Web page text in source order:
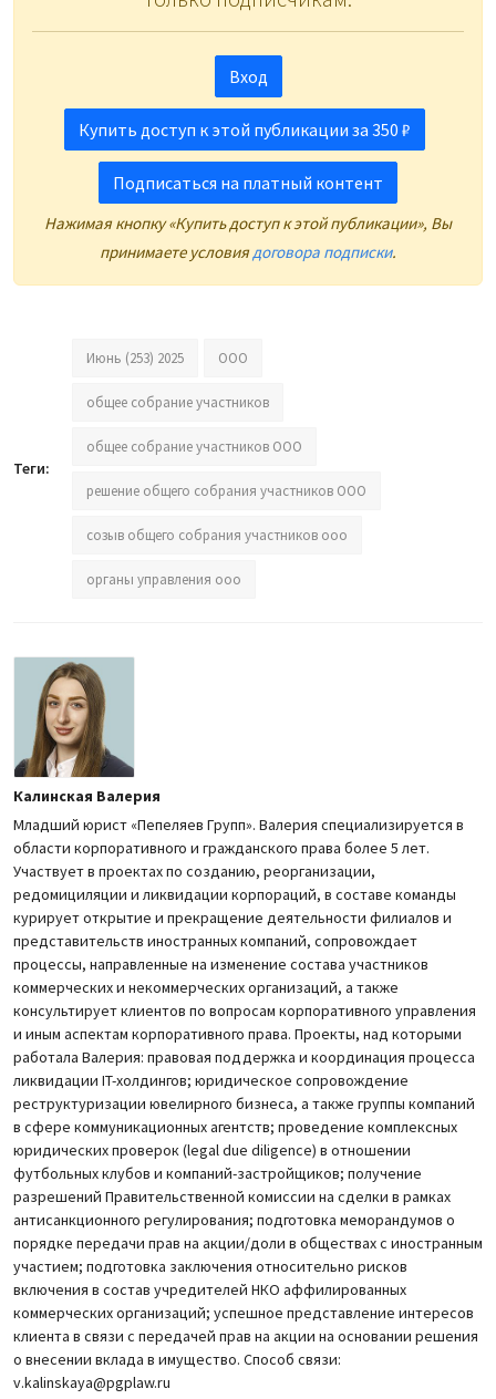
Вход
Купить доступ к этой публикации за 350 ₽
Подписаться на платный контент
Нажимая кнопку «Купить доступ к этой публикации», Вы
принимаете условиядоговора подписки.
Теги:
Июнь (253) 2025 OOO
общее собрание участников
общее собрание участников ООО
решение общего собрания участников ООО
созыв общего собрания участников ооо
органы управления ооо
Калинская Валерия
Младший юрист «Пепеляев Групп». Валерия специализируется в
области корпоративного и гражданского права более 5 лет.
Участвует в проектах по созданию, реорганизации,
редомициляции и ликвидации корпораций, в составе команды
курирует открытие и прекращение деятельности филиалов и
представительств иностранных компаний, сопровождает
процессы, направленные на изменение состава участников
коммерческих и некоммерческих организаций, а также
консультирует клиентов по вопросам корпоративного управления
и иным аспектам корпоративного права. Проекты, над которыми
работала Валерия: правовая поддержка и координация процесса
ликвидации IT-холдингов; юридическое сопровождение
реструктуризации ювелирного бизнеса, а также группы компаний
в сфере коммуникационных агентств; проведение комплексных
юридических проверок (legal due diligence) в отношении
футбольных клубов и компаний-застройщиков; получение
разрешений Правительственной комиссии на сделки в рамках
антисанкционного регулирования; подготовка меморандумов о
порядке передачи прав на акции/доли в обществах с иностранным
участием; подготовка заключения относительно рисков
включения в состав учредителей НКО аффилированных
коммерческих организаций; успешное представление интересов
клиента в связи с передачей прав на акции на основании решения
о внесении вклада в имущество. Способ связи:
v.kalinskaya@pgplaw.ru